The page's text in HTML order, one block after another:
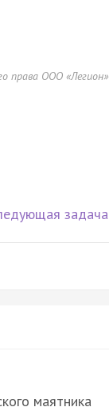
права ООО «Легион»
задача
маятника